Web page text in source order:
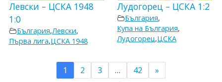
Левски – ЦСКА 1948
1:0
България,Левски,
Първа лига,ЦСКА 1948
Лудогорец – ЦСКА 1:2
България,
Купа на България,
Лудогорец,ЦСКА
1 2 3 … 42 »